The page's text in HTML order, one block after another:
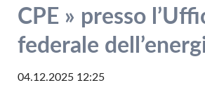
CPE » presso
federale
04.12.2025 12:25